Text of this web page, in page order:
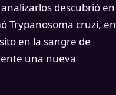
descubrió en
Trypanosoma cruzi, en
en la sangre de
una nueva